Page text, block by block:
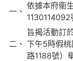
一、
依據本府衛
1130114092
二、
旨揭活動訂
下午5時假
路1188號）